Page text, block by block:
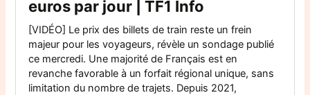
euros par jour | TF1 Info
[VIDÉO] Le prix des billets de train reste un frein
majeur pour les voyageurs, révèle un sondage publié
ce mercredi. Une majorité de Français est en
revanche favorable à un forfait régional unique, sans
limitation du nombre de trajets. Depuis 2021,